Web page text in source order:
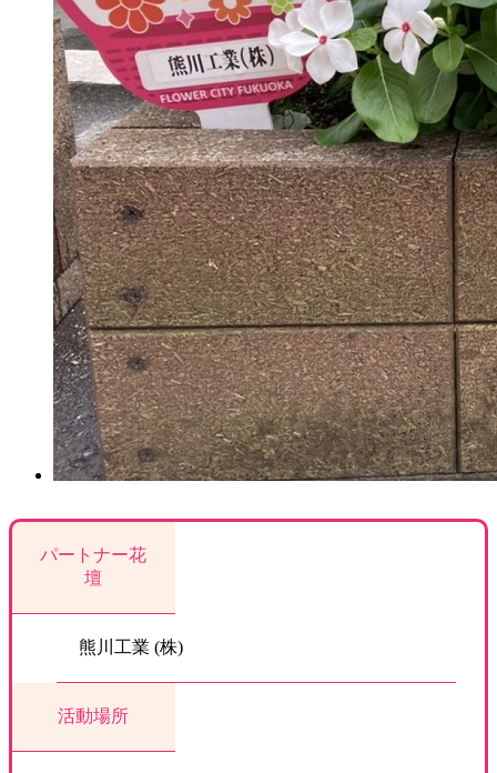
パートナー花
壇
熊川工業 (株)
活動場所